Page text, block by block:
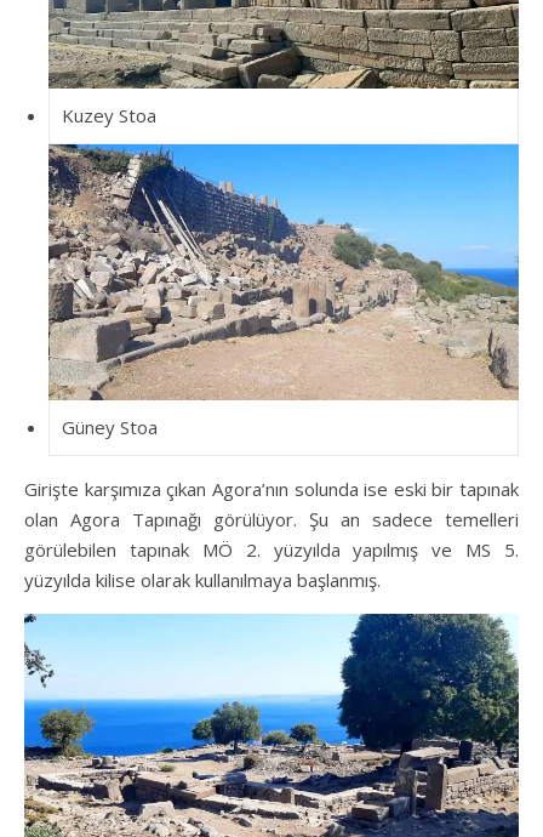
Kuzey Stoa
Güney Stoa
Girişte karşımıza çıkan Agora’nın solunda ise eski bir tapınak
olan Agora Tapınağı görülüyor. Şu an sadece temelleri
görülebilen tapınak MÖ 2. yüzyılda yapılmış ve MS 5.
yüzyılda kilise olarak kullanılmaya başlanmış.